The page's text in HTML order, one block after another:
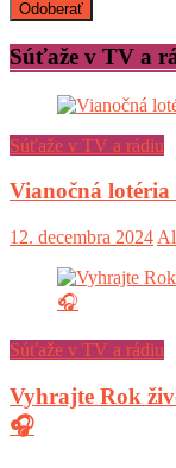
Súťaže v TV a
Súťaže v TV a rádiu
Vianočná
12. decembra 2024
Súťaže v TV a rádiu
Vyhrajte Rok
🎧